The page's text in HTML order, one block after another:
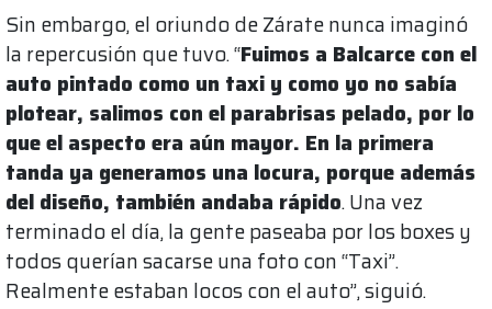
Sin embargo, el oriundo de Zárate nunca imaginó
la repercusión que tuvo. “Fuimos a Balcarce con el
auto pintado como un taxi y como yo no sabía
plotear, salimos con el parabrisas pelado, por lo
que el aspecto era aún mayor. En la primera
tanda ya generamos una locura, porque además
del diseño, también andaba rápido. Una vez
terminado el día, la gente paseaba por los boxes y
todos querían sacarse una foto con “Taxi”.
Realmente estaban locos con el auto”, siguió.